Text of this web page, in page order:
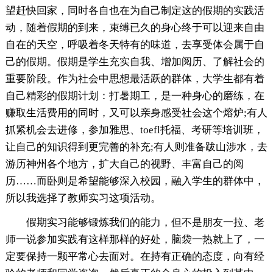
望赶快回家，同时各自也在为自己制定这的假期的实践活
动，随着假期的到来，束缚已久的身心终于可以迎来自由
自在的天空，呼吸着冬天特有的味道，去享受体会属于自
己的假期。假期是学生充实自我、增加阅历、了解社会的
重要阶段。作为社会中思想最活跃的群体，大学生都有着
自己精彩的假期计划：打暑期工，是一种身心的磨练，在
赚取生活费用的同时，又可以亲身感受社会这个熔炉;有人
抓紧机会去进修，参加雅思、toefl托福、考研等培训班，
让自己的知识得到更完善的补充;有人则准备跋山涉水，去
游历神州各个地方，扩大自己的视野、丰富自己的阅
历……而卧则是希望能够深入校园，融入学生的群体中，
所以我选择了教师实习这项活动。
假期实习能够锻炼我们的能力，但不是朋友一拉、老
师一说参加实践有这样那样的好处，脑袋一热就上了，一
定要保持一颗平常心去面对。在持有正确的态度，向有经